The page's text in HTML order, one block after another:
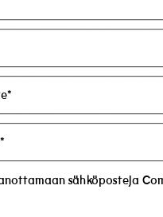
NL8627.57.745.B.01.
olet lukenut, ymmärtänyt ja
SINUA
KÄYTTÄMÄSTÄ SIVUSTOA JA
VÄLITTÖMÄSTI.
tai asiakirjat, joita voidaan
tähän nimenomaisesti
oman harkintamme mukaan
sähköposteja